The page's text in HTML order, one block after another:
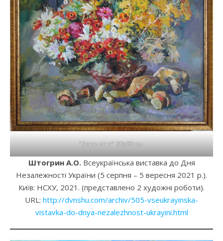
“Дари літа” 60х80 см.
Штогрин А.О.Всеукраїнська виставка до Дня
Незалежності України (5 серпня – 5 вересня 2021 р.).
Київ: НСХУ, 2021. (представлено 2 художні роботи).
URL: http://dvnshu.com/archiv/505-vseukrayinska-
vistavka-do-dnya-nezalezhnost-ukrayini.html